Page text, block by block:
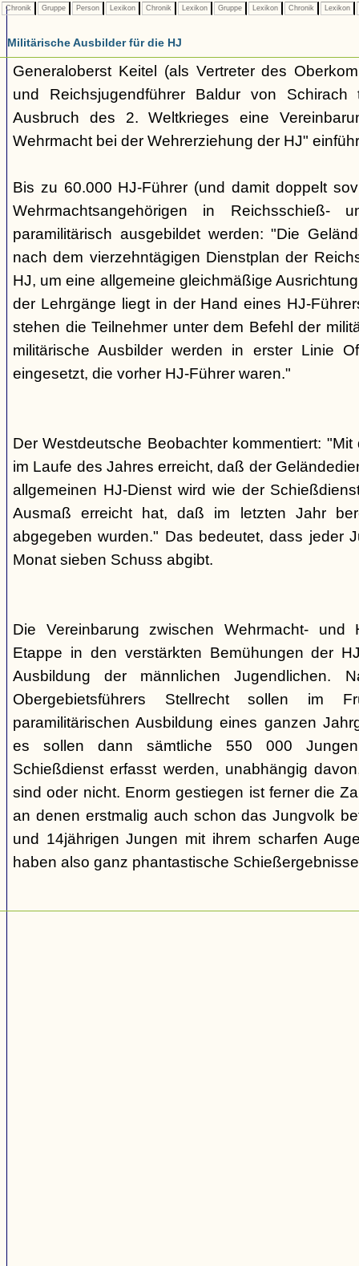
Chronik Gruppe Person Lexikon Chronik Lexikon Gruppe Lexikon Chronik Lexikon
Militärische Ausbilder für die HJ
Generaloberst Keitel (als Vertreter des
und Reichsjugendführer Baldur von
Ausbruch des 2. Weltkrieges eine
Wehrmacht bei der Wehrerziehung der HJ"
Bis zu 60.000 HJ-Führer (und damit doppelt
Wehrmachtsangehörigen in Reichsschieß-
paramilitärisch ausgebildet werden: "Die
nach dem vierzehntägigen Dienstplan der
HJ, um eine allgemeine gleichmäßige
der Lehrgänge liegt in der Hand eines HJ-
stehen die Teilnehmer unter dem Befehl der
militärische Ausbilder werden in erster Linie
eingesetzt, die vorher HJ-Führer waren."
Der Westdeutsche Beobachter kommentiert:
im Laufe des Jahres erreicht, daß der
allgemeinen HJ-Dienst wird wie der
Ausmaß erreicht hat, daß im letzten Jahr
abgegeben wurden." Das bedeutet, dass jeder
Monat sieben Schuss abgibt.
Die Vereinbarung zwischen Wehrmacht-
Etappe in den verstärkten Bemühungen der
Ausbildung der männlichen Jugendlichen.
Obergebietsführers Stellrecht sollen im
paramilitärischen Ausbildung eines ganzen
es sollen dann sämtliche 550 000
Schießdienst erfasst werden, unabhängig
sind oder nicht. Enorm gestiegen ist ferner die
an denen erstmalig auch schon das Jungvolk
und 14jährigen Jungen mit ihrem scharfen
haben also ganz phantastische